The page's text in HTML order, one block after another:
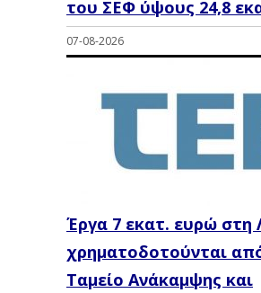
του ΣΕΦ ύψους 24,8
07-08-2026
Έργα 7 εκατ. ευρώ στη
χρηματοδοτούνται
Ταμείο Ανάκαμψης και